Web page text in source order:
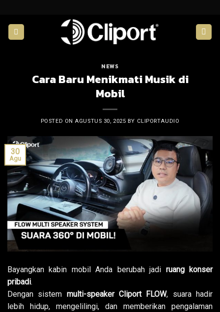
content
NEWS
Cara Baru Menikmati Musik di
Mobil
POSTED ON AGUSTUS 30, 2025 BY CLIPORTAUDIO
30
Agu
Bayangkan kabin mobil Anda berubah jadi ruang konser
pribadi.
Dengan sistem multi-speaker Cliport FLOW, suara hadir
lebih hidup, mengelilingi, dan memberikan pengalaman